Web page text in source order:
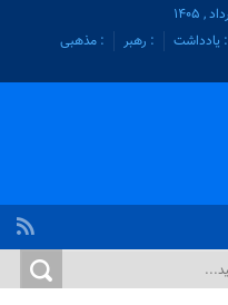
: یادداشت : رهبر
: مذهبی